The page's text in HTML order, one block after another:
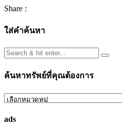
Share :
ใส่คำค้นหา
ค้นหาทรัพย์ที่คุณต้องการ
ค้นหา
ที่
ads